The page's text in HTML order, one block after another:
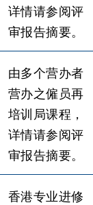
详情请参阅评
审报告摘要。
由多个营办者
营办之僱员再
培训局课程，
详情请参阅评
审报告摘要。
香港专业进修